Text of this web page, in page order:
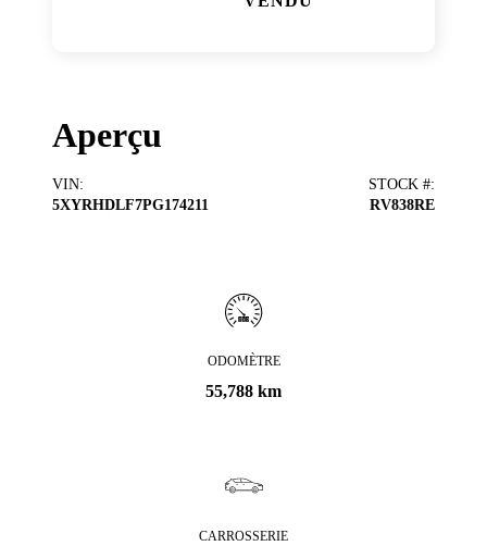
Aperçu
VIN:
5XYRHDLF7PG174211
STOCK #:
RV838RE
ODOMÈTRE
55,788 km
CARROSSERIE